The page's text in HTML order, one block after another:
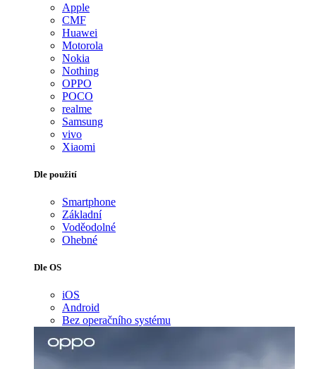
Apple
CMF
Huawei
Motorola
Nokia
Nothing
OPPO
POCO
realme
Samsung
vivo
Xiaomi
Dle použití
Smartphone
Základní
Voděodolné
Ohebné
Dle OS
iOS
Android
Bez operačního systému